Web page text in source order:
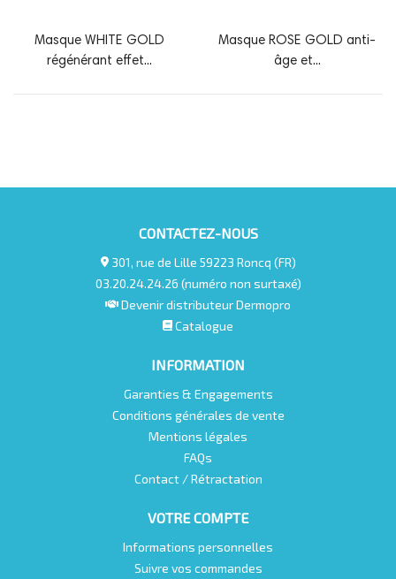
Masque WHITE GOLD
régénérant effet...
Masque ROSE GOLD anti-
âge et...
CONTACTEZ-NOUS
301, rue de Lille 59223 Roncq (FR)
03.20.24.24.26 (numéro non surtaxé)
Devenir distributeur Dermopro
Catalogue
INFORMATION
Garanties & Engagements
Conditions générales de vente
Mentions légales
FAQs
Contact / Rétractation
VOTRE COMPTE
Informations personnelles
Suivre vos commandes